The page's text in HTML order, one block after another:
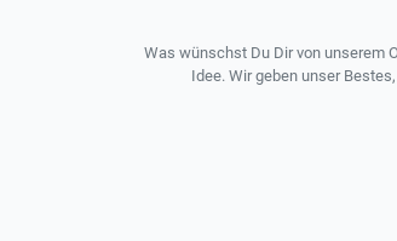
Was wünschst Du Dir von unserem
Idee. Wir geben unser